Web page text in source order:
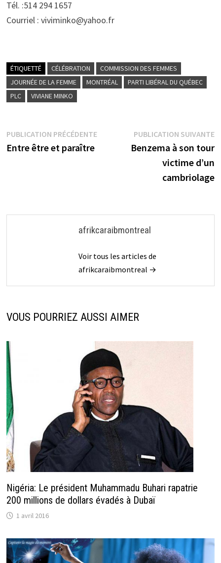
Tél. :514 294 1657
Courriel : viviminko@yahoo.fr
ÉTIQUETTÉ CÉLÉBRATION
COMMISSION DES FEMMES
JOURNÉE DE LA FEMME
MONTRÉAL
PARTI LIBÉRAL DU QUÉBEC
PLC
VIVIANE MINKO
Navigation
de
PUBLICATION PRÉCÉDENTEPublication
précédente :
Entre être et paraître
PUBLICATION SUIVANTE
Benzema à son tour
victime d’un
cambriolage
afrikcaraibmontreal
Voir tous les articles de
afrikcaraibmontreal →
VOUS POURRIEZ AUSSI AIMER
Nigéria: Le président Muhammadu Buhari rapatrie
200 millions de dollars évadés à Dubaï
1 avril 2016